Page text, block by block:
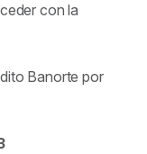
con la
Banorte por